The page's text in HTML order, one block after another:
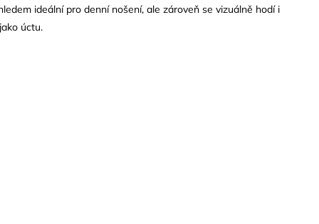
ideální pro denní nošení, ale zároveň se vizuálně hodí i
úctu.